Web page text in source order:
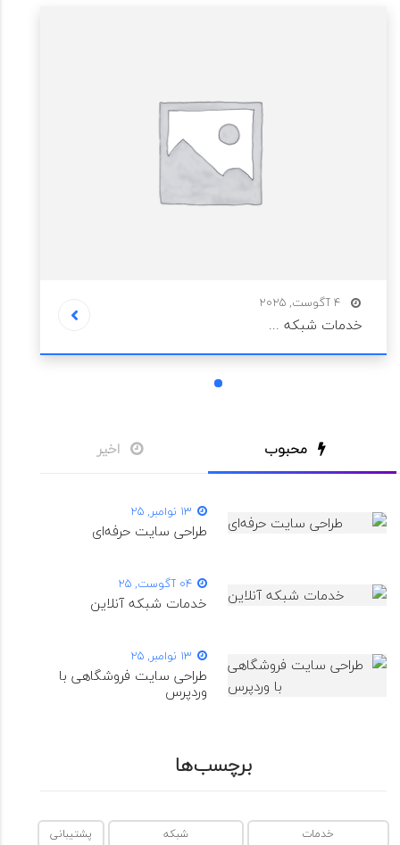
4 آگوست, 2025
خدمات شبکه ...
1
محبوب اخیر
13 نوامبر, 25
طراحی سایت حرفه‌ای
04 آگوست, 25
خدمات شبکه آنلاین
13 نوامبر, 25
طراحی سایت فروشگاهی با
وردپرس
برچسب‌ها
خدمات شبکه پشتیبانی